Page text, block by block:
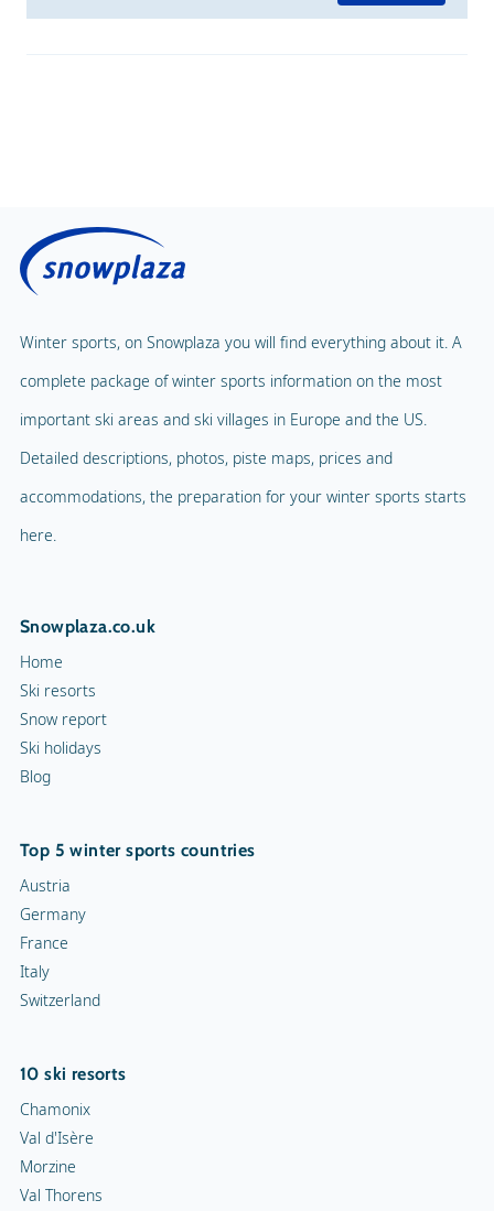
Winter sports, on Snowplaza you will find everything about it. A
complete package of winter sports information on the most
important ski areas and ski villages in Europe and the US.
Detailed descriptions, photos, piste maps, prices and
accommodations, the preparation for your winter sports starts
here.
Snowplaza.co.uk
Home
Ski resorts
Snow report
Ski holidays
Blog
Top 5 winter sports countries
Austria
Germany
France
Italy
Switzerland
10 ski resorts
Chamonix
Val d'Isère
Morzine
Val Thorens